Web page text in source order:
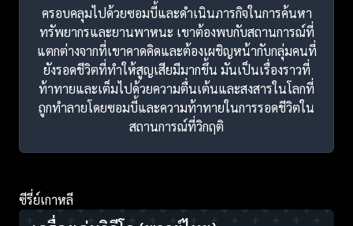
ครอบคลุมไปด้วยซอมบี้และดำเนินภารกิจในการค้นหา
ทรัพยากรและยานพาหนะ เขาต้องพบกับสถานการณ์ที่
แตกต่างจากที่เขาคาดคิดและต้องเผชิญหน้ากับกลุ่มคนที่
ยังรอดชีวิตที่ทำให้สูญเสียมีมากขึ้น มันเป็นเรื่องราวที่
ท้าทายและเต็มไปด้วยความตื่นเต้นและสงสารในโลกที่
ถูกทำลายโดยซอมบี้และความท้าทายในการรอดชีวิตใน
สถานการณ์ที่วิกฤติ
ซีรี่ย์เกาหลี